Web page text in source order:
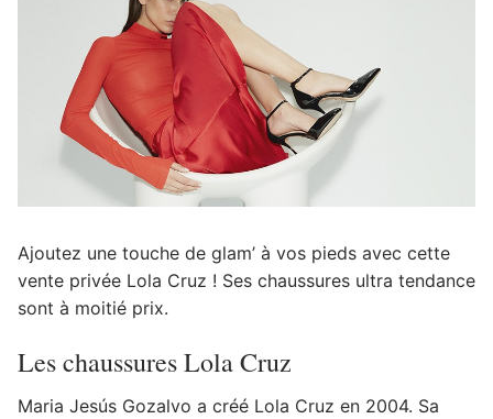
Ajoutez une touche de glam’ à vos pieds avec cette
vente privée Lola Cruz ! Ses chaussures ultra tendance
sont à moitié prix.
Les chaussures Lola Cruz
Maria Jesús Gozalvo a créé Lola Cruz en 2004. Sa